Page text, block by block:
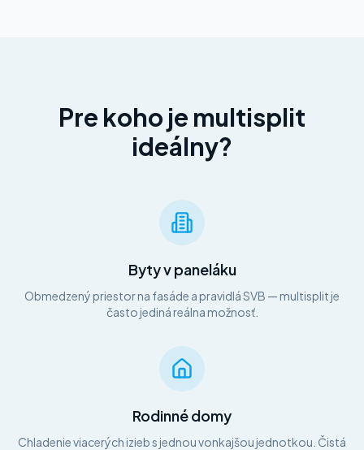
Pre koho je multisplit
ideálny?
Byty v paneláku
Obmedzený priestor na fasáde a pravidlá SVB — multisplit je
často jediná reálna možnosť.
Rodinné domy
Chladenie viacerých izieb s jednou vonkajšou jednotkou. Čistá